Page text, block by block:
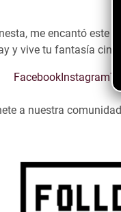
me encantó este
y vive tu fantasía
FacebookInstagram
a nuestra